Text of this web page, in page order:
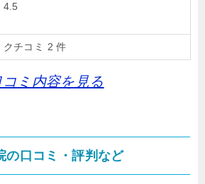
4.5
クチコミ 2 件
ミ内容を見る
の口コミ・評判など